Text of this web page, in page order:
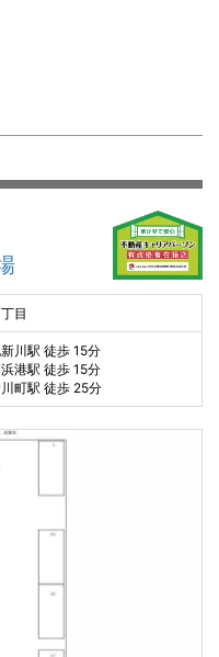
目
川駅 徒歩 15分
港駅 徒歩 15分
町駅 徒歩 25分